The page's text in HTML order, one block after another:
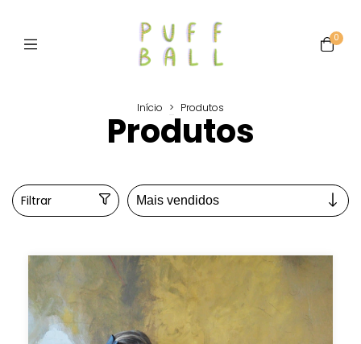
0
Início > Produtos
Produtos
Filtrar